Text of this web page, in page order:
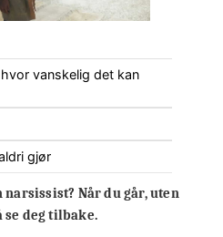
vanskelig det kan
gjør
Når du går, uten
se deg tilbake.